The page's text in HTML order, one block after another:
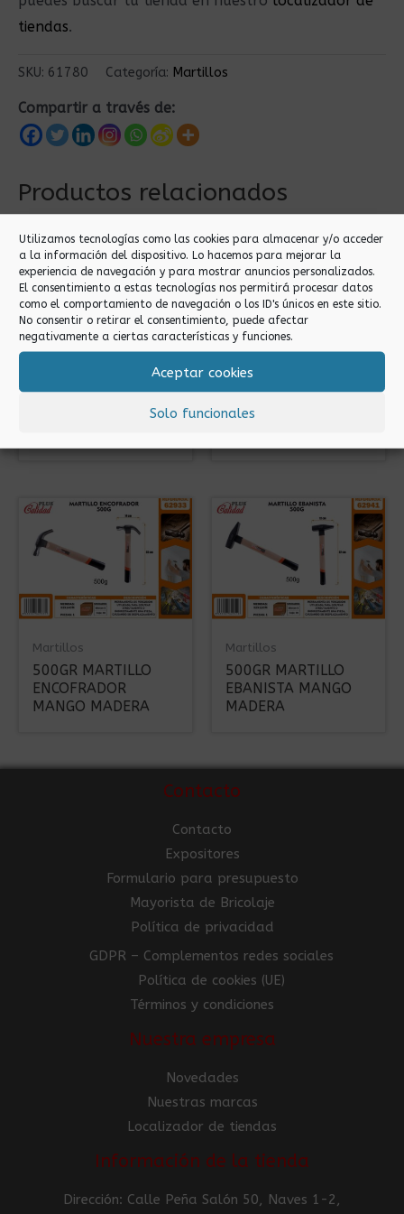
Utilizamos tecnologías como las cookies para almacenar y/o acceder
a la información del dispositivo. Lo hacemos para mejorar la
experiencia de navegación y para mostrar anuncios personalizados.
El consentimiento a estas tecnologías nos permitirá procesar datos
como el comportamiento de navegación o los ID's únicos en este sitio.
No consentir o retirar el consentimiento, puede afectar
negativamente a ciertas características y funciones.
Aceptar cookies
Solo funcionales
tiendas.
SKU: 61780 Categoría: Martillos
Compartir a través de:
Productos relacionados
Martillos
BOLA MANGO
Martillos
500GR MARTILLO
ENCOFRADOR
MANGO MADERA
Martillos
500GR MARTILLO
EBANISTA MANGO
MADERA
Contacto
Contacto
Expositores
Formulario para presupuesto
Mayorista de Bricolaje
Política de privacidad
GDPR – Complementos redes sociales
Política de cookies (UE)
Términos y condiciones
Nuestra empresa
Novedades
Nuestras marcas
Localizador de tiendas
Información de la tienda
Dirección: Calle Peña Salón 50, Naves 1-2,